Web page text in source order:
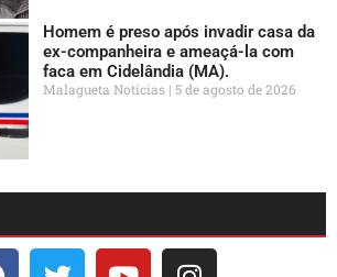
Homem é preso após invadir casa da
ex-companheira e ameaçá-la com
faca em Cidelândia (MA).
Malagueta Notícias 5 de agosto de 2026